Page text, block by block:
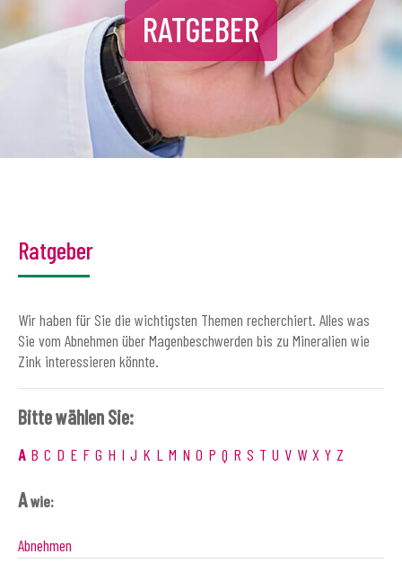
RATGEBER
Ratgeber
Wir haben für Sie die wichtigsten Themen recherchiert. Alles was
Sie vom Abnehmen über Magenbeschwerden bis zu Mineralien wie
Zink interessieren könnte.
Bitte wählen Sie:
A B C D E F G H I J K L M N O P Q R S T U V W X Y Z
Awie:
Abnehmen